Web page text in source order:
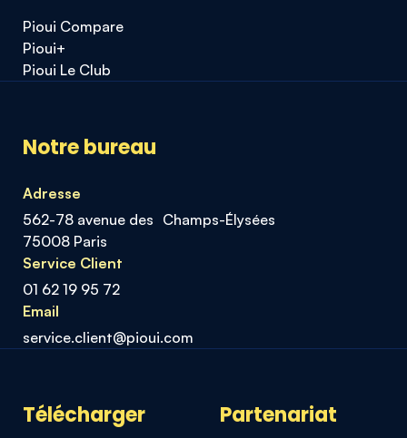
Pioui Compare
Pioui+
Pioui Le Club
Notre bureau
Adresse
562-78 avenue des Champs-Élysées
75008 Paris
Service Client
01 62 19 95 72
Email
service.client@pioui.com
Télécharger Partenariat